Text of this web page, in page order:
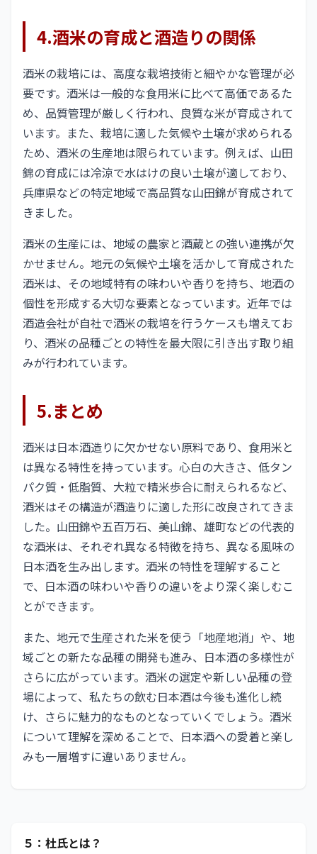
4.酒米の育成と酒造りの関係
酒米の栽培には、高度な栽培技術と細やかな管理が必
要です。酒米は一般的な食用米に比べて高価であるた
め、品質管理が厳しく行われ、良質な米が育成されて
います。また、栽培に適した気候や土壌が求められる
ため、酒米の生産地は限られています。例えば、山田
錦の育成には冷涼で水はけの良い土壌が適しており、
兵庫県などの特定地域で高品質な山田錦が育成されて
きました。
酒米の生産には、地域の農家と酒蔵との強い連携が欠
かせません。地元の気候や土壌を活かして育成された
酒米は、その地域特有の味わいや香りを持ち、地酒の
個性を形成する大切な要素となっています。近年では
酒造会社が自社で酒米の栽培を行うケースも増えてお
り、酒米の品種ごとの特性を最大限に引き出す取り組
みが行われています。
5.まとめ
酒米は日本酒造りに欠かせない原料であり、食用米と
は異なる特性を持っています。心白の大きさ、低タン
パク質・低脂質、大粒で精米歩合に耐えられるなど、
酒米はその構造が酒造りに適した形に改良されてきま
した。山田錦や五百万石、美山錦、雄町などの代表的
な酒米は、それぞれ異なる特徴を持ち、異なる風味の
日本酒を生み出します。酒米の特性を理解すること
で、日本酒の味わいや香りの違いをより深く楽しむこ
とができます。
また、地元で生産された米を使う「地産地消」や、地
域ごとの新たな品種の開発も進み、日本酒の多様性が
さらに広がっています。酒米の選定や新しい品種の登
場によって、私たちの飲む日本酒は今後も進化し続
け、さらに魅力的なものとなっていくでしょう。酒米
について理解を深めることで、日本酒への愛着と楽し
みも一層増すに違いありません。
５：杜氏とは？